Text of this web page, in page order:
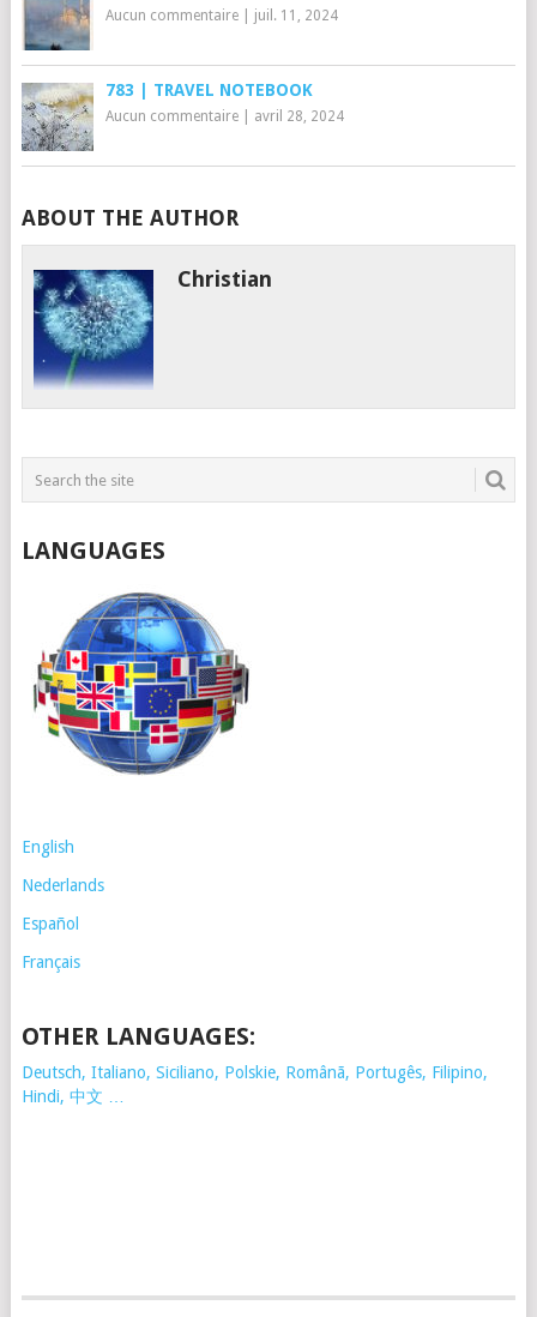
Aucun commentaire| juil. 11, 2024
783 | TRAVEL NOTEBOOK
Aucun commentaire| avril 28, 2024
ABOUT THE AUTHOR
Christian
LANGUAGES
English
Nederlands
Español
Français
OTHER LANGUAGES:
Deutsch, Italiano, Siciliano, Polskie, Românã, Portugês, Filipino,
Hindi, 中文 …